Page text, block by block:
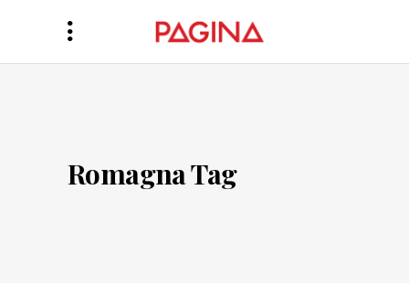
Romagna Tag